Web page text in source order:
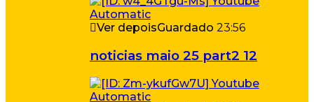
Ver depoisGuardado 23:56
noticias maio 25 part2 12